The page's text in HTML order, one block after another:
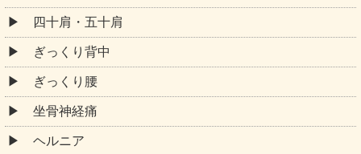
四十肩・五十肩
ぎっくり背中
ぎっくり腰
坐骨神経痛
ヘルニア